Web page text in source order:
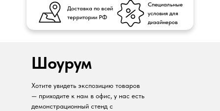
Доставка по всей
территории РФ
Специальные
условия для
дизайнеров
Шоурум
Хотите увидеть экспозицию товаров
— приходите к нам в офис, у нас есть
демонстрационный стенд с